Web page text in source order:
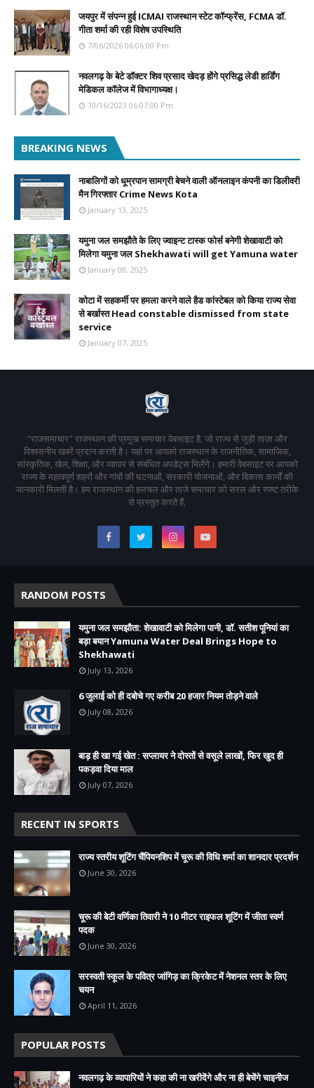
जयपुर में संपन्न हुई ICMAI राजस्थान स्टेट कॉन्फ्रेंस, FCMA डॉ.
गीता शर्मा की रही विशेष उपस्थिति
7/06/2026 06:06:00 Pm
नवलगढ़ के बेटे डॉक्टर शिव प्रसाद खेदड़ होंगे प्रसिद्ध लेडी हार्डिंग
मेडिकल कॉलेज में विभागाध्यक्ष।
10/16/2023 06:07:00 Pm
BREAKING NEWS
नाबालिगों को धूम्रपान सामग्री बेचने वाली ऑनलाइन कंपनी का डिलीवरी
मैन गिरफ्तार Crime News Kota
January 13, 2025
यमुना जल समझौते के लिए ज्वाइन्ट टास्क फोर्स बनेगी शेखावाटी को
मिलेगा यमुना जल Shekhawati will get Yamuna water
January 08, 2025
कोटा में सहकर्मी पर हमला करने वाले हैड कांस्टेबल को किया राज्य सेवा
से बर्खास्त Head constable dismissed from state
service
January 07, 2025
"राजसमाचार" राजस्थान की प्रमुख समाचार वेबसाइट है, जो राज्य से जुड़ी ताज़ा और
विश्वसनीय खबरें प्रदान करती है। यहां पर आपको राजस्थान के राजनीतिक, सामाजिक,
सांस्कृतिक, खेल, शिक्षा, और व्यापार से संबंधित अपडेट्स मिलेंगे। हमारी वेबसाइट पर आपको
राज्य के महत्वपूर्ण शहरों और गांवों की घटनाओं, सरकारी योजनाओं, और विकास कार्यों की
जानकारी मिलती है। हम राजस्थान की हलचल और ताजे समाचार को सरल और स्पष्ट तरीके
से प्रस्तुत करते हैं,
RANDOM POSTS
यमुना जल समझौता: शेखावाटी को मिलेगा पानी, डॉ. सतीश पूनियां का
बड़ा बयान Yamuna Water Deal Brings Hope to
Shekhawati
July 13, 2026
6 जुलाई को ही दबोचे गए करीब 20 हजार नियम तोड़ने वाले
July 08, 2026
बाड़ ही खा गई खेत : सप्लायर ने दोस्तों से वसूले लाखों, फिर खुद ही
पकड़वा दिया माल
July 07, 2026
RECENT IN SPORTS
राज्य स्तरीय शूटिंग चैंपियनशिप में चूरू की विधि शर्मा का शानदार प्रदर्शन
June 30, 2026
चूरू की बेटी वर्णिका तिवारी ने 10 मीटर राइफल शूटिंग में जीता स्वर्ण
पदक
June 30, 2026
सरस्वती स्कूल के पवित्र जांगिड़ का क्रिकेट में नेशनल स्तर के लिए
चयन
April 11, 2026
POPULAR POSTS
नवलगढ़ के व्यापारियों ने कहा की ना खरीदेंगे और ना ही बेचेंगे चाइनीज